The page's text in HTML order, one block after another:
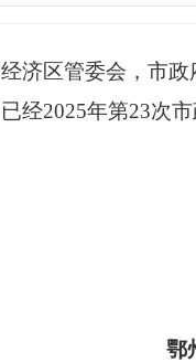
济区管委会，市政
2025年第23次市
鄂